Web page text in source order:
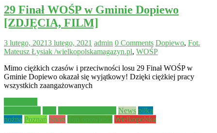
29 Finał WOŚP w Gminie Dopiewo
[ZDJĘCIA, FILM]
3 lutego, 20213 lutego, 2021 admin 0 Comments Dopiewo, Fot.
Mateusz Łysiak /wielkopolskamagazyn.pl, WOŚP
Mimo ciężkich czasów i przeciwności losu 29 Finał WOŚP w
Gminie Dopiewo okazał się wyjątkowy! Dzięki ciężkiej pracy
wszystkich zaangażowanych
News piłka
nożna Poznań Sport Wielkopolska